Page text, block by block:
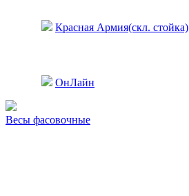
Красная Армия(скл. стойка)
ОнЛайн
Весы фасовочные